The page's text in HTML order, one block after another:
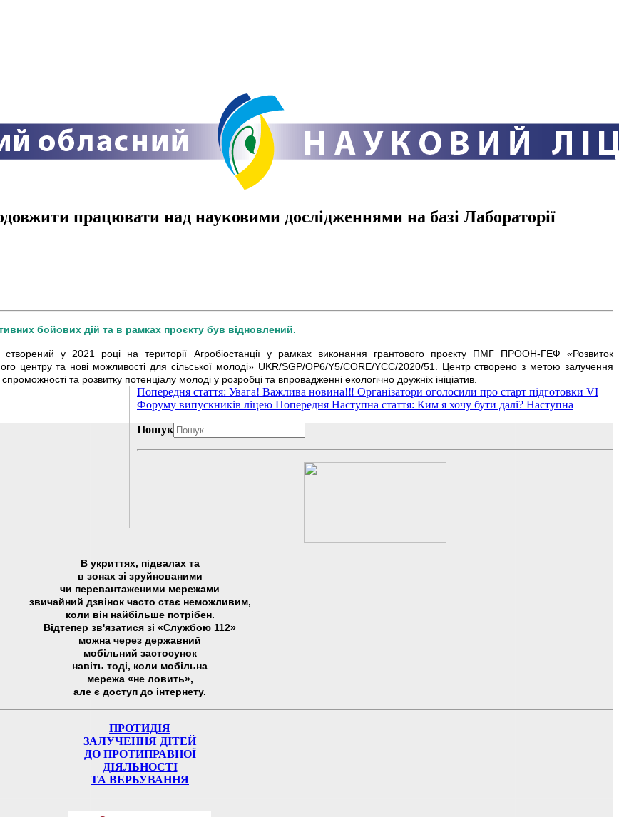
працювати над науковими дослідженнями на базі Лабораторії
бойових дій та в рамках проєкту був відновлений.
у 2021 році на території Агробіостанції у рамках виконання грантового проєкту ПМГ ПРООН-ГЕФ «Розвиток
центру та нові можливості для сільської молоді» UKR/SGP/OP6/Y5/CORE/YCC/2020/51. Центр створено з метою залучення
та розвитку потенціалу молоді у розробці та впровадженні екологічно дружніх ініціатив.
Попередня стаття: Увага! Важлива новина!‼️ Організатори оголосили про старт підготовки VI
Форуму випускників ліцею Попередня Наступна стаття: Ким я хочу бути далі? Наступна
Пошук
В укриттях, підвалах та
в зонах зі зруйнованими
чи перевантаженими мережами
звичайний дзвінок часто стає неможливим,
коли він найбільше потрібен.
Відтепер зв'язатися зі «Службою 112»
можна через державний
мобільний застосунок
навіть тоді, коли мобільна
мережа «не ловить»,
але є доступ до інтернету.
ПРОТИДІЯ
ЗАЛУЧЕННЯ ДІТЕЙ
ДО ПРОТИПРАВНОЇ
ДІЯЛЬНОСТІ
ТА ВЕРБУВАННЯ